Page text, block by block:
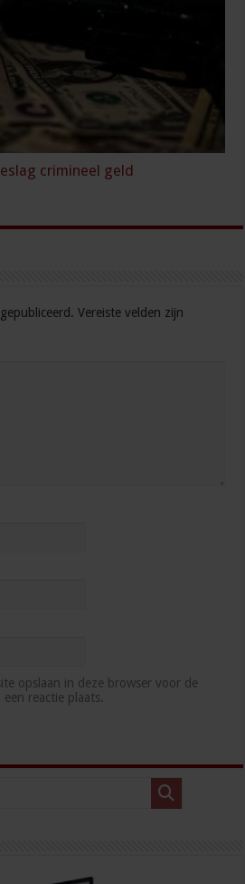
crimineel geld
Vereiste velden zijn
opslaan in deze browser voor de
reactie plaats.